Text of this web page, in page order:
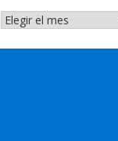
ARCHIVOS